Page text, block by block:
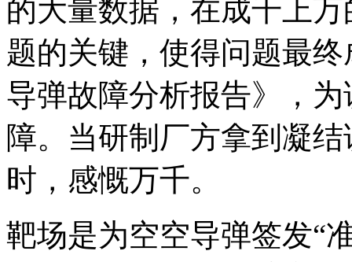
的大量数据，在成千上
题的关键，使得问题最
导弹故障分析报告》，
障。当研制厂方拿到凝
时，感慨万千。
靶场是为空空导弹签发“